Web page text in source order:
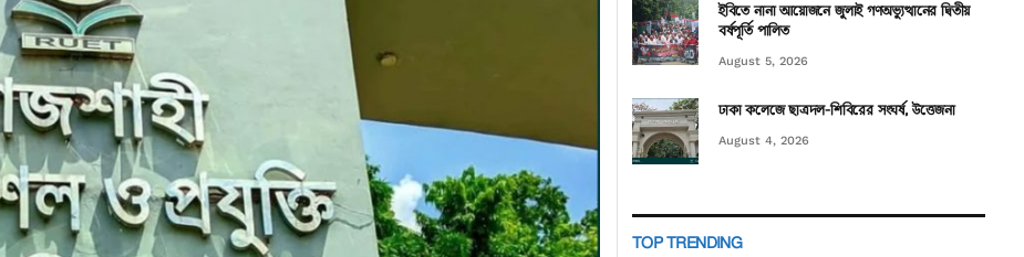
ইবিতে নানা আয়োজনে জুলাই গণঅভ্যুত্থানের দ্বিতীয়
বর্ষপূর্তি পালিত
August 5, 2026
ঢাকা কলেজে ছাত্রদল-শিবিরের সংঘর্ষ, উত্তেজনা
August 4, 2026
TOP TRENDING